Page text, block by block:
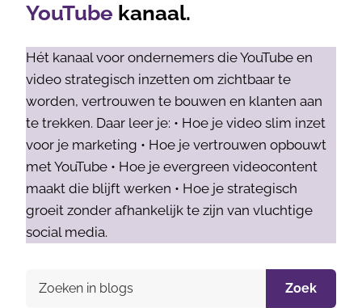
YouTube kanaal.
Hét kanaal voor ondernemers die YouTube en
video strategisch inzetten om zichtbaar te
worden, vertrouwen te bouwen en klanten aan
te trekken. Daar leer je: • Hoe je video slim inzet
voor je marketing • Hoe je vertrouwen opbouwt
met YouTube • Hoe je evergreen videocontent
maakt die blijft werken • Hoe je strategisch
groeit zonder afhankelijk te zijn van vluchtige
social media.
Zoek